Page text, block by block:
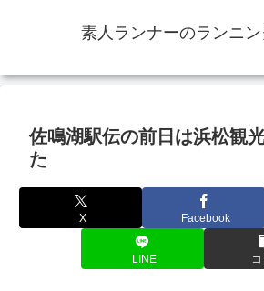
素人ランナーのランニ
佐鳴湖駅伝の前日は浜松観
た
X Facebook
LINE